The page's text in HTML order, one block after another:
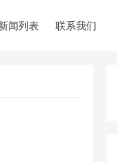
闻列表 联系我们